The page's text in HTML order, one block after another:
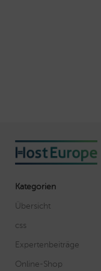
Kategorien
Übersicht
css
Expertenbeiträge
Online-Shop